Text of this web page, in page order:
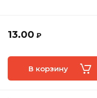
13.00 ₽
В корзину